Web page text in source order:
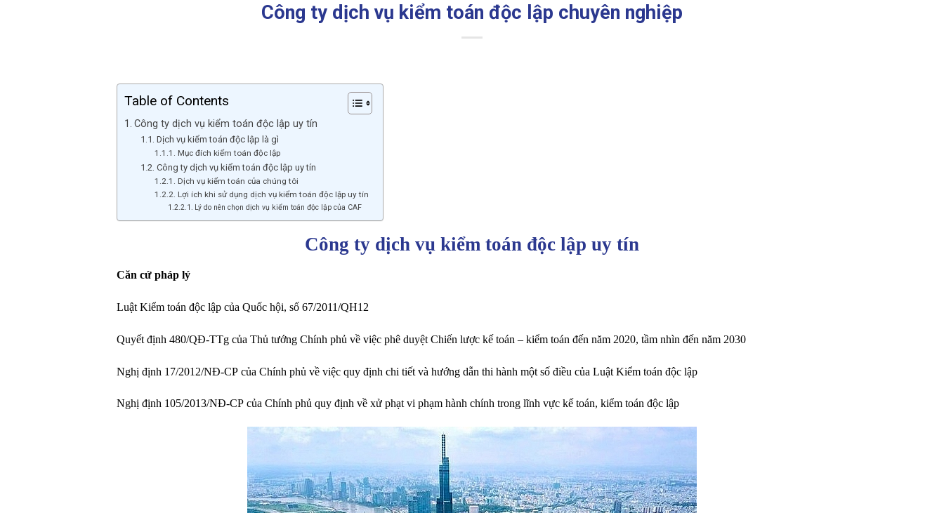
Công ty dịch vụ kiểm toán độc lập chuyên nghiệp
Table of Contents
Công ty dịch vụ kiểm toán độc lập uy tín
Dịch vụ kiểm toán độc lập là gì
Mục đích kiểm toán độc lập
Công ty dịch vụ kiểm toán độc lập uy tín
Dịch vụ kiểm toán của chúng tôi
Lợi ích khi sử dụng dịch vụ kiểm toán độc lập uy tín
Lý do nên chọn dịch vụ kiểm toán độc lập của CAF
Công ty dịch vụ kiểm toán độc lập uy tín
Căn cứ pháp lý
Luật Kiểm toán độc lập của Quốc hội, số 67/2011/QH12
Quyết định 480/QĐ-TTg của Thủ tướng Chính phủ về việc phê duyệt Chiến lược kế toán – kiểm toán đến năm 2020, tầm nhìn đến năm 2030
Nghị định 17/2012/NĐ-CP của Chính phủ về việc quy định chi tiết và hướng dẫn thi hành một số điều của Luật Kiểm toán độc lập
Nghị định 105/2013/NĐ-CP của Chính phủ quy định về xử phạt vi phạm hành chính trong lĩnh vực kế toán, kiểm toán độc lập